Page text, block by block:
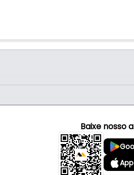
Baixe nosso